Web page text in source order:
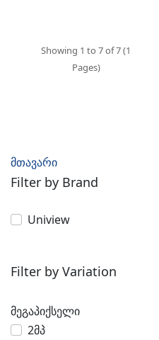
მთავარი
Filter by Brand
Uniview
Filter by Variation
მეგაპიქსელი
2მპ
Showing 1 to 7 of 7 (1
Pages)